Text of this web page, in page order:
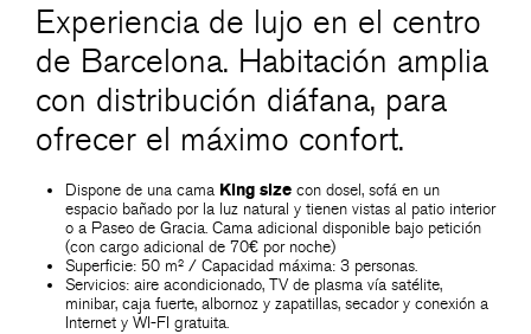
Experiencia de lujo en el centro
de Barcelona. Habitación amplia
con distribución diáfana, para
ofrecer el máximo confort.
Dispone de una cama King size con dosel, sofá en un
espacio bañado por la luz natural y tienen vistas al patio interior
o a Paseo de Gracia. Cama adicional disponible bajo petición
(con cargo adicional de 70€ por noche)
Superficie: 50 m² / Capacidad máxima: 3 personas.
Servicios: aire acondicionado, TV de plasma vía satélite,
minibar, caja fuerte, albornoz y zapatillas, secador y conexión a
Internet y WI-FI gratuita.